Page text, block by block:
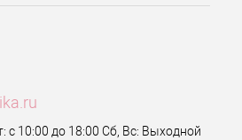
с 10:00 до 18:00 Сб, Вс: Выходной